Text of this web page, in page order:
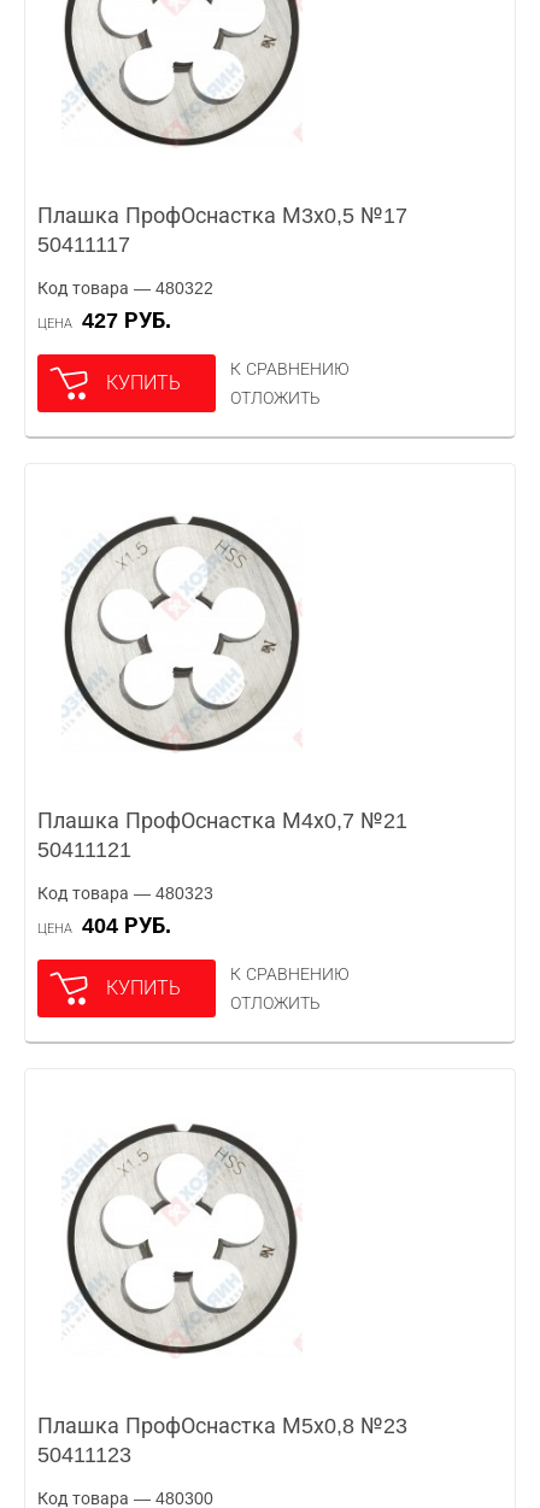
Плашка ПрофОснастка М3х0,5 №17
50411117
Код товара — 480322
ЦЕНА 427 РУБ.
КУПИТЬ
К СРАВНЕНИЮ
ОТЛОЖИТЬ
Плашка ПрофОснастка М4х0,7 №21
50411121
Код товара — 480323
ЦЕНА 404 РУБ.
КУПИТЬ
К СРАВНЕНИЮ
ОТЛОЖИТЬ
Плашка ПрофОснастка М5х0,8 №23
50411123
Код товара — 480300